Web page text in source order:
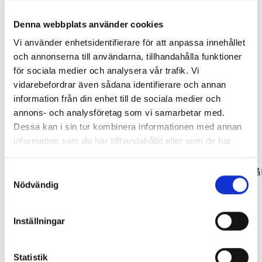
Denna webbplats använder cookies
Vi använder enhetsidentifierare för att anpassa innehållet
och annonserna till användarna, tillhandahålla funktioner
för sociala medier och analysera vår trafik. Vi
vidarebefordrar även sådana identifierare och annan
information från din enhet till de sociala medier och
annons- och analysföretag som vi samarbetar med.
Dessa kan i sin tur kombinera informationen med annan
information som du har tillhandahållit eller som de har
Nödvändig
Inställningar
Statistik
Sadelstolpe 19 x 300 mm
199,00 kr